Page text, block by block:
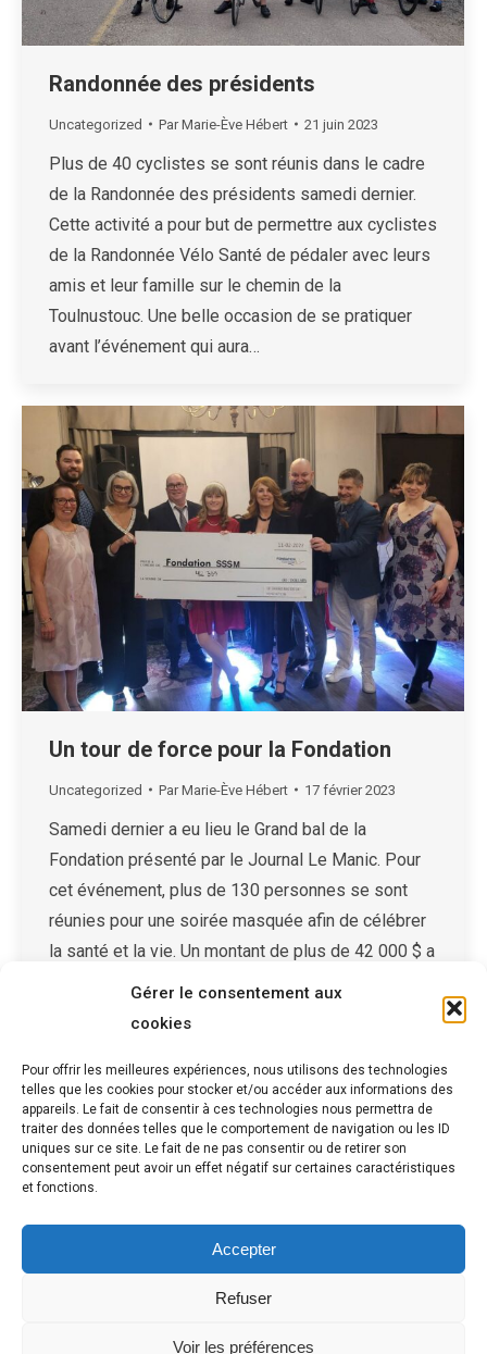
Gérer le consentement aux
cookies
Pour offrir les meilleures expériences, nous utilisons des technologies
telles que les cookies pour stocker et/ou accéder aux informations des
appareils. Le fait de consentir à ces technologies nous permettra de
traiter des données telles que le comportement de navigation ou les ID
uniques sur ce site. Le fait de ne pas consentir ou de retirer son
consentement peut avoir un effet négatif sur certaines caractéristiques
et fonctions.
Accepter
Refuser
Voir les préférences
Randonnée des présidents
Uncategorized ParMarie-Ève Hébert 21 juin 2023
Plus de 40 cyclistes se sont réunis dans le cadre
de la Randonnée des présidents samedi dernier.
Cette activité a pour but de permettre aux cyclistes
de la Randonnée Vélo Santé de pédaler avec leurs
amis et leur famille sur le chemin de la
Toulnustouc. Une belle occasion de se pratiquer
avant l’événement qui aura…
Un tour de force pour la Fondation
Uncategorized ParMarie-Ève Hébert 17 février 2023
Samedi dernier a eu lieu le Grand bal de la
Fondation présenté par le Journal Le Manic. Pour
cet événement, plus de 130 personnes se sont
réunies pour une soirée masquée afin de célébrer
la santé et la vie. Un montant de plus de 42 000 $ a
1 2 →